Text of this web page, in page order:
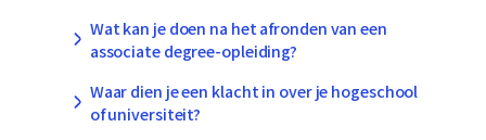
Wat kan je doen na het afronden van een
associate degree-opleiding?
Waar dien je een klacht in over je hogeschool
of universiteit?